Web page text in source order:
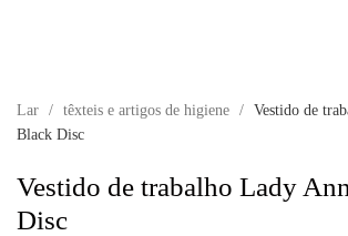
Lar / têxteis e artigos de higiene / Vestido de
Black Disc
Vestido de trabalho Lady
Disc